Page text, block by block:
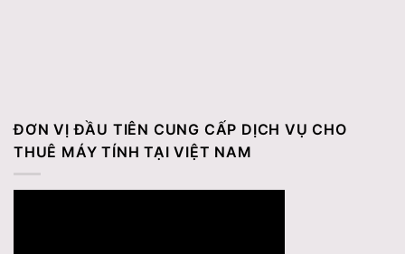
ĐƠN VỊ ĐẦU TIÊN CUNG CẤP DỊCH VỤ CHO
THUÊ MÁY TÍNH TẠI VIỆT NAM